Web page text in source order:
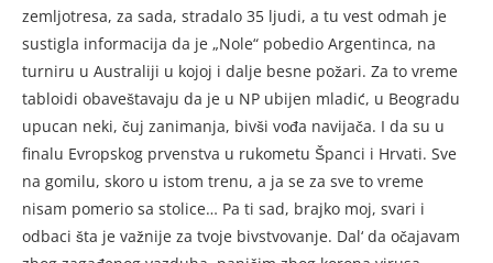
zemljotre­sa, za sada, stradalo 35 ljudi, a tu vest odmah je
sustigla informaci­ja da je „Nole“ pobedio Argentin­ca, na
turniru u Australiji u kojoj i dalje besne požari. Za to vreme
tabloidi obaveštavaju da je u NP ubijen mladić, u Beogradu
upucan neki, čuj zanimanja, bivši vođa navijača. I da su u
finalu Evrop­skog prvenstva u rukometu Špan­ci i Hrvati. Sve
na gomilu, skoro u istom trenu, a ja se za sve to vre­me
nisam pomerio sa stolice… Pa ti sad, brajko moj, svari i
odbaci šta je važnije za tvoje bivstvova­nje. Dal‘ da očajavam